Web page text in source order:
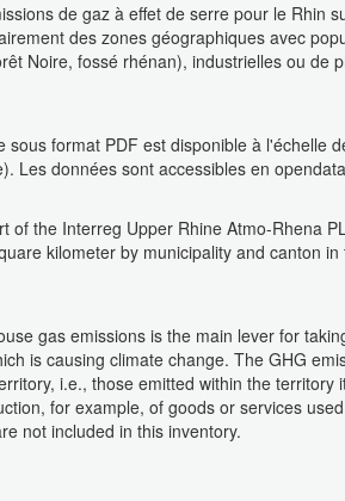
de gaz à effet de serre pour le Rhin
des zones géographiques avec
Noire, fossé rhénan), industrielles ou de
sous format PDF est disponible à l'échelle
Les données sont accessibles en
of the Interreg Upper Rhine Atmo-Rhena
kilometer by municipality and canton
gas emissions is the main lever for
is causing climate change. The GHG
i.e., those emitted within the
for example, of goods or services
not included in this inventory.